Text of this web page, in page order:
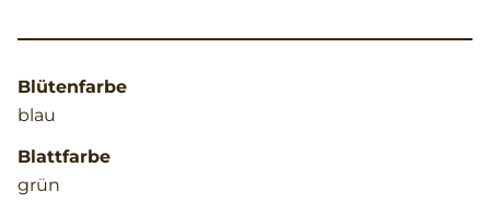
Blütenfarbe
blau
Blattfarbe
grün